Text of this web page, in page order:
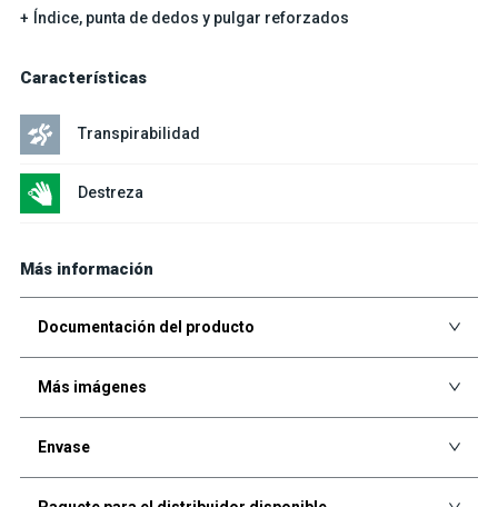
Índice, punta de dedos y pulgar reforzados
Características
Transpirabilidad
Destreza
Más información
Documentación del producto
Más imágenes
Envase